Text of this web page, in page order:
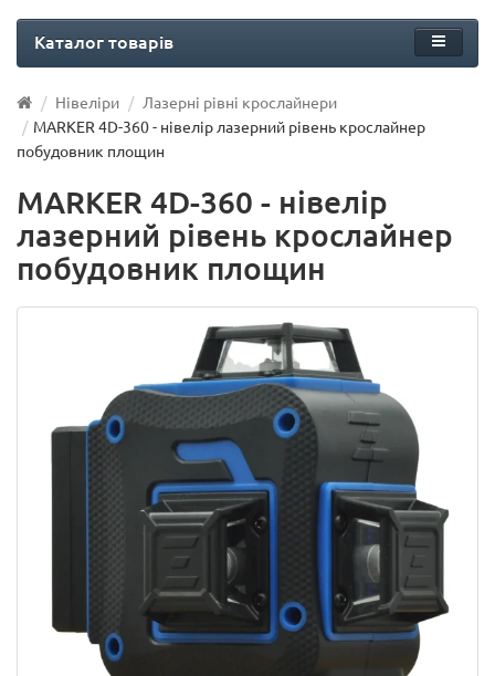
Каталог товарів
Нівеліри
Лазерні рівні крослайнери
MARKER 4D-360 - нівелір лазерний рівень крослайнер
побудовник площин
MARKER 4D-360 - нівелір
лазерний рівень крослайнер
побудовник площин